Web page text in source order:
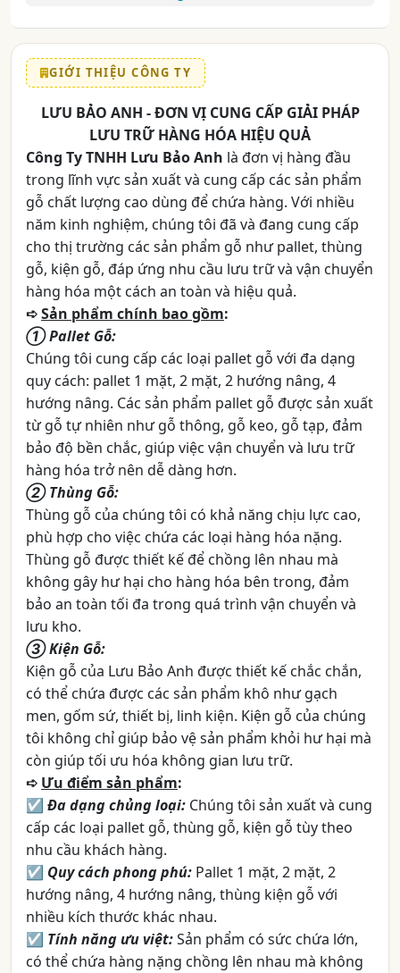
GIỚI THIỆU CÔNG TY
LƯU BẢO ANH - ĐƠN VỊ CUNG CẤP GIẢI PHÁP
LƯU TRỮ HÀNG HÓA HIỆU QUẢ
Công Ty TNHH Lưu Bảo Anh là đơn vị hàng đầu
trong lĩnh vực sản xuất và cung cấp các sản phẩm
gỗ chất lượng cao dùng để chứa hàng. Với nhiều
năm kinh nghiệm, chúng tôi đã và đang cung cấp
cho thị trường các sản phẩm gỗ như pallet, thùng
gỗ, kiện gỗ, đáp ứng nhu cầu lưu trữ và vận chuyển
hàng hóa một cách an toàn và hiệu quả.
➪Sản phẩm chính bao gồm:
➀ Pallet Gỗ:
Chúng tôi cung cấp các loại pallet gỗ với đa dạng
quy cách: pallet 1 mặt, 2 mặt, 2 hướng nâng, 4
hướng nâng. Các sản phẩm pallet gỗ được sản xuất
từ gỗ tự nhiên như gỗ thông, gỗ keo, gỗ tạp, đảm
bảo độ bền chắc, giúp việc vận chuyển và lưu trữ
hàng hóa trở nên dễ dàng hơn.
➁ Thùng Gỗ:
Thùng gỗ của chúng tôi có khả năng chịu lực cao,
phù hợp cho việc chứa các loại hàng hóa nặng.
Thùng gỗ được thiết kế để chồng lên nhau mà
không gây hư hại cho hàng hóa bên trong, đảm
bảo an toàn tối đa trong quá trình vận chuyển và
lưu kho.
➂ Kiện Gỗ:
Kiện gỗ của Lưu Bảo Anh được thiết kế chắc chắn,
có thể chứa được các sản phẩm khô như gạch
men, gốm sứ, thiết bị, linh kiện. Kiện gỗ của chúng
tôi không chỉ giúp bảo vệ sản phẩm khỏi hư hại mà
còn giúp tối ưu hóa không gian lưu trữ.
➪ Ưu điểm sản phẩm:
☑ Đa dạng chủng loại: Chúng tôi sản xuất và cung
cấp các loại pallet gỗ, thùng gỗ, kiện gỗ tùy theo
nhu cầu khách hàng.
☑ Quy cách phong phú: Pallet 1 mặt, 2 mặt, 2
hướng nâng, 4 hướng nâng, thùng kiện gỗ với
nhiều kích thước khác nhau.
☑ Tính năng ưu việt:Sản phẩm có sức chứa lớn,
có thể chứa hàng nặng chồng lên nhau mà không